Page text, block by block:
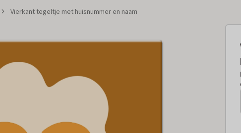
Vierkant tegeltje met huisnummer en naam